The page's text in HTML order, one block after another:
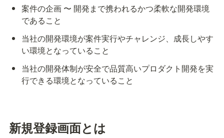
案件の企画 〜 開発まで携われるかつ柔軟な開発環境
であること
当社の開発環境が案件実行やチャレンジ、成長しやす
い環境となっていること
当社の開発体制が安全で品質高いプロダクト開発を実
行できる環境となっていること
新規登録画面とは